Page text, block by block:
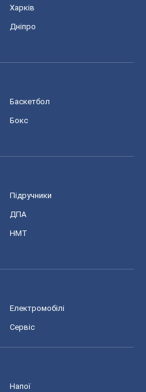
Харків
Дніпро
Баскетбол
Бокс
Підручники
ДПА
НМТ
Електромобілі
Сервіс
Напої